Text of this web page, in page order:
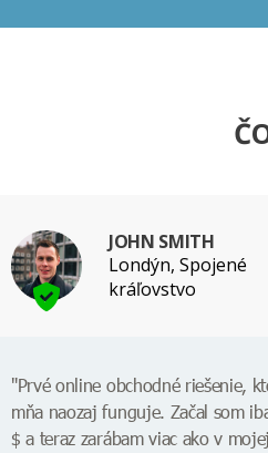
JOHN SMITH
Londýn, Spojené
kráľovstvo
"Prvé online obchodné riešenie,
mňa naozaj funguje. Začal som
$ a teraz zarábam viac ako v